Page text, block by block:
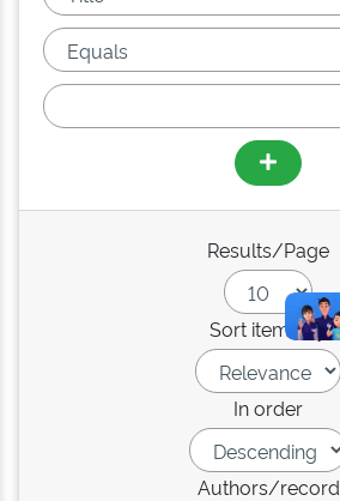
Results/Page
Sort items by
In order
Authors/record